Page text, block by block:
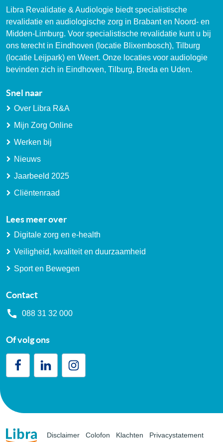
Libra Revalidatie & Audiologie biedt specialistische
revalidatie en audiologische zorg in Brabant en Noord- en
Midden-Limburg. Voor specialistische revalidatie kunt u bij
ons terecht in Eindhoven (locatie Blixembosch), Tilburg
(locatie Leijpark) en Weert. Onze locaties voor audiologie
bevinden zich in Eindhoven, Tilburg, Breda en Uden.
Snel naar
Over Libra R&A
Mijn Zorg Online
Werken bij
Nieuws
Jaarbeeld 2025
Cliëntenraad
Lees meer over
Digitale zorg en e-health
Veiligheid, kwaliteit en duurzaamheid
Sport en Bewegen
Contact
088 31 32 000
Of volg ons
Disclaimer Colofon Klachten Privacystatement